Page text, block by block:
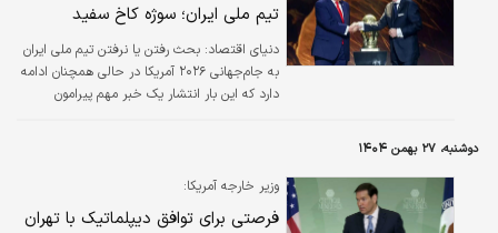
اعلام کرد که طرفین در این نشست درباره امنیت
منطقه‌ای و جهانی با یکدیگر گفت‌وگو کرده‌اند.
تیم ملی ایران؛ سوژه کاخ سفید
دنیای اقتصاد: بحث رفتن یا نرفتن تیم ملی ایران
به جام‌جهانی ۲۰۲۶ آمریکا در حالی همچنان ادامه
دارد که این بار انتشار یک خبر مهم پیرامون
آمریکا هم ناچار شدند به ماجرا واکنش نشان
دوشنبه، ۲۷ بهمن ۱۴۰۴
وزیر خارجه آمریکا:
فرصتی برای توافق دیپلماتیک با تهران